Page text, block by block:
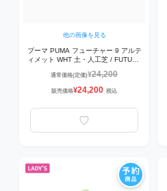
他の画像を見る
プーマ PUMA フューチャー 9 アルテ
ィメット WHT 土・人工芝 / FUTURE
01 サッカースパイク ホワイト×ブル
ー×ピンク
通常価格(定価)¥24,200
販売価格¥24,200 税込